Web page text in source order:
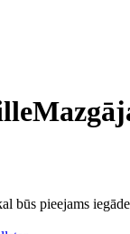
būs pieejams